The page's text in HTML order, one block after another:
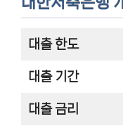
대출 한도
대출 기간
대출 금리